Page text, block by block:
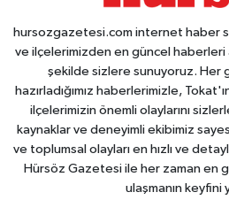
hursozgazetesi.com internet haber
ve ilçelerimizden en güncel haberleri
şekilde sizlere sunuyoruz. Her
hazırladığımız haberlerimizle,
ilçelerimizin önemli olaylarını
kaynaklar ve deneyimli ekibimiz
ve toplumsal olayları en hızlı ve
Hürsöz Gazetesi ile her zaman en
ulaşmanın keyfini